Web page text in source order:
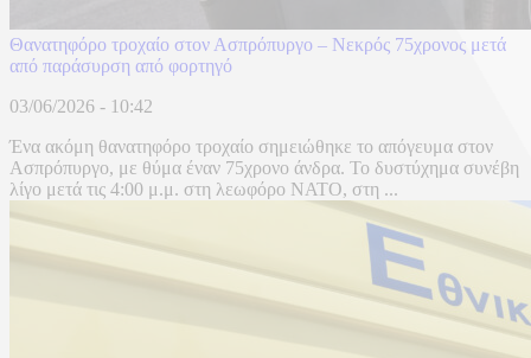
Θανατηφόρο τροχαίο στον Ασπρόπυργο – Νεκρός 75χρονος μετά
από παράσυρση από φορτηγό
03/06/2026 - 10:42
Ένα ακόμη θανατηφόρο τροχαίο σημειώθηκε το απόγευμα στον
Ασπρόπυργο, με θύμα έναν 75χρονο άνδρα. Το δυστύχημα συνέβη
λίγο μετά τις 4:00 μ.μ. στη λεωφόρο ΝΑΤΟ, στη ...